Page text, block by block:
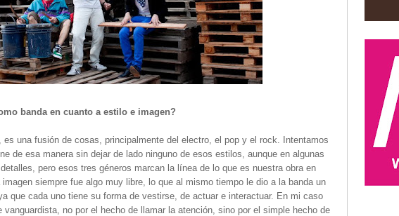
banda en cuanto a estilo e imagen?
es una fusión de cosas, principalmente del electro, el pop y el rock. Intentamos
de esa manera sin dejar de lado ninguno de esos estilos, aunque en algunas
pero esos tres géneros marcan la línea de lo que es nuestra obra en
siempre fue algo muy libre, lo que al mismo tiempo le dio a la banda un
que cada uno tiene su forma de vestirse, de actuar e interactuar. En mi caso
vanguardista, no por el hecho de llamar la atención, sino por el simple hecho de